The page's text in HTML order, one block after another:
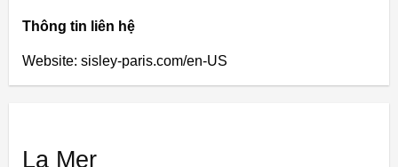
Thông tin liên hệ
Website: sisley-paris.com/en-US
La Mer